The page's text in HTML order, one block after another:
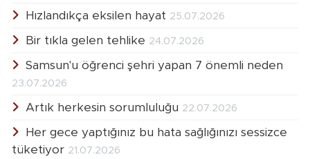
Hızlandıkça eksilen hayat 25.07.2026
Bir tıkla gelen tehlike 24.07.2026
Samsun'u öğrenci şehri yapan 7 önemli neden
23.07.2026
Artık herkesin sorumluluğu 22.07.2026
Her gece yaptığınız bu hata sağlığınızı sessizce
tüketiyor 21.07.2026